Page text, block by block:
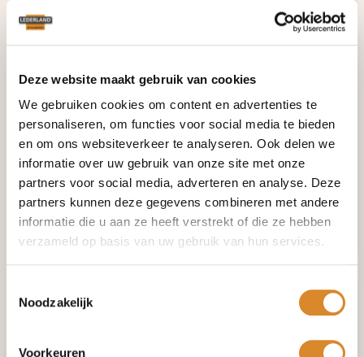
Deze website maakt gebruik van cookies
We gebruiken cookies om content en advertenties te
personaliseren, om functies voor social media te bieden
en om ons websiteverkeer te analyseren. Ook delen we
informatie over uw gebruik van onze site met onze
partners voor social media, adverteren en analyse. Deze
partners kunnen deze gegevens combineren met andere
informatie die u aan ze heeft verstrekt of die ze hebben
verzameld op basis van uw gebruik van hun services.
Noodzakelijk
Voorkeuren
€ 295,-
€ 655,-
Beverwijk
€ 2.395,-
€ 3.175,-
Amsterdam